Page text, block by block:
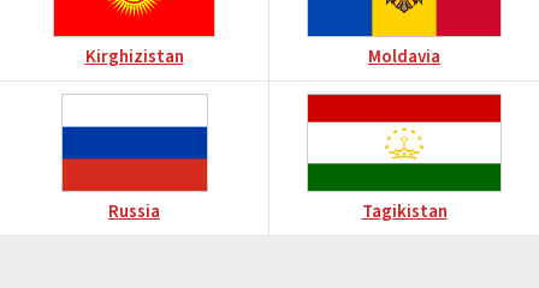
Kirghizistan Moldavia
Russia Tagikistan